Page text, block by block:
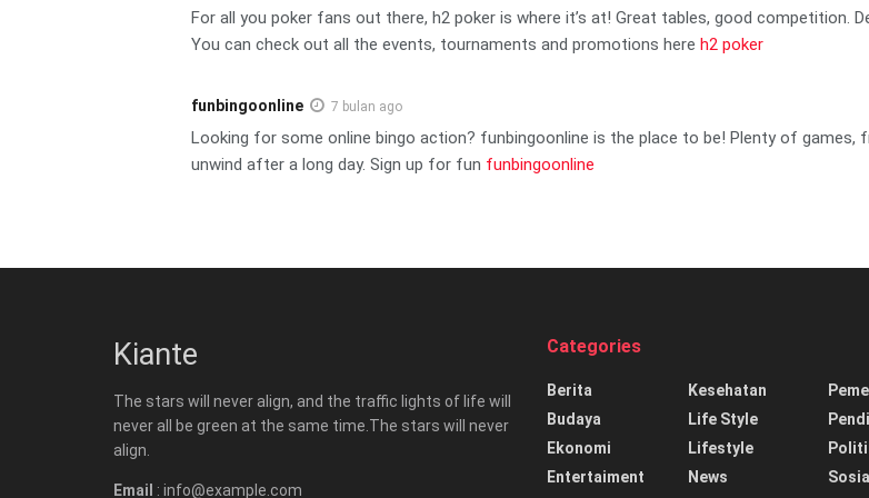
For all you poker fans out there, h2 poker is where it’s at! Great tables, good competition.
You can check out all the events, tournaments and promotions here h2 poker
funbingoonline 7 bulan ago
Looking for some online bingo action? funbingoonline is the place to be! Plenty of
unwind after a long day. Sign up for fun funbingoonline
Kiante
The stars will never align, and the traffic lights of life will
never all be green at the same time.The stars will never
align.
Email : info@example.com
Categories
Berita
Budaya
Ekonomi
Entertaiment
Kesehatan
Life Style
Lifestyle
News
Sosial